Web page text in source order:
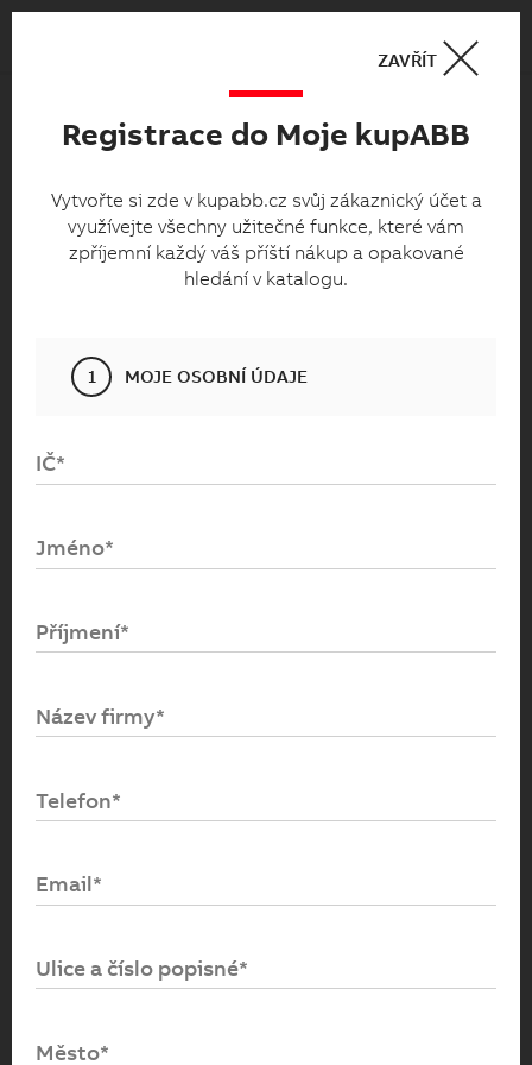
0
Moje kupabb.cz
Vytvořte si zde v kupabb.cz svůj zákaznický
účet a využívejte všechny užitečné funkce,
které vám zpříjemní každý váš příští nákup
Přihlaste se
Registrace do Moje kupABB
Vytvořte si zde v kupabb.cz svůj zákaznický účet a
využívejte všechny užitečné funkce, které vám
zpříjemní každý váš příští nákup a opakované
hledání v katalogu.
1 MOJE OSOBNÍ ÚDAJE
IČ*
Jméno*
Příjmení*
Název firmy*
Telefon*
Email*
Ulice a číslo popisné*
Město*
ZAVŘÍT